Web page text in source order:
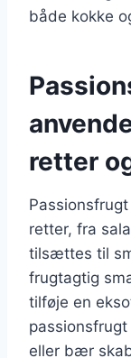
både kokke
retter
retter, fra
tilsættes til
frugtagtig
tilføje en
eller bær